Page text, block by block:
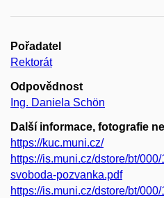
Pořadatel
Rektorát
Odpovědnost
Ing. Daniela Schön
Další informace, fotografie
https://kuc.muni.cz/
https://is.muni.cz/dstore/bt/
svoboda-pozvanka.pdf
https://is.muni.cz/dstore/bt/